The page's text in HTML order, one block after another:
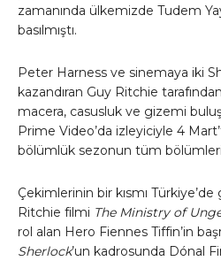
zamanında ülkemizde Tudem
basılmıştı.
Peter Harness ve sinemaya iki
kazandıran Guy Ritchie
macera, casusluk ve gizemi
Prime Video’da izleyiciyle 4
bölümlük sezonun tüm bölümleri
Çekimlerinin bir kısmı
Ritchie filmi The Ministry of
rol alan Hero Fiennes Tiffin’in
Sherlock’un kadrosunda Dónal